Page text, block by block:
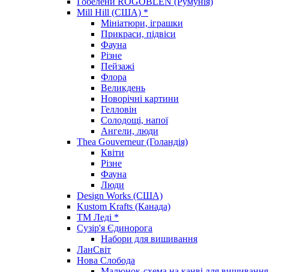
Mill Hill (США) *
Мініатюри, іграшки
Прикраси, підвіси
Фауна
Різне
Пейзажі
Флора
Великдень
Новорічні картини
Гелловін
Солодощі, напої
Ангели, люди
Thea Gouverneur (Голандія)
Квіти
Різне
Фауна
Люди
Design Works (США)
Kustom Krafts (Канада)
ТМ Леді *
Сузір'я Єдинорога
Набори для вишивання
ЛанСвіт
Нова Слобода